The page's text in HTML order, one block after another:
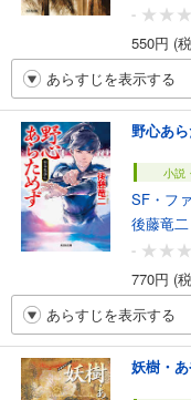
-
550円 (
あらすじを表示する
野心あ
小説
SF・フ
後藤竜二
-
770円 (
あらすじを表示する
妖樹・